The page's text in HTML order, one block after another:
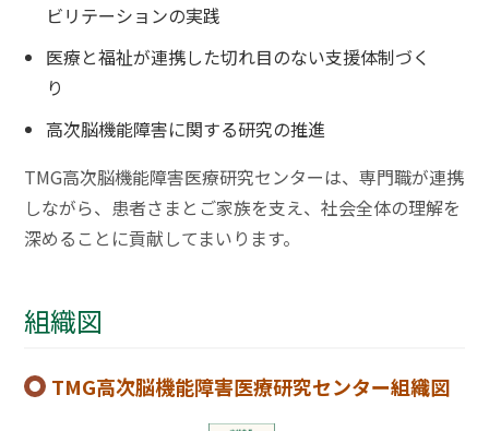
ビリテーションの実践
医療と福祉が連携した切れ目のない支援体制づく
り
高次脳機能障害に関する研究の推進
TMG高次脳機能障害医療研究センターは、専門職が連携
しながら、患者さまとご家族を支え、社会全体の理解を
深めることに貢献してまいります。
組織図
TMG高次脳機能障害医療研究センター組織図